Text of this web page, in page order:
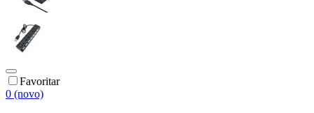
Favoritar
0 (novo)